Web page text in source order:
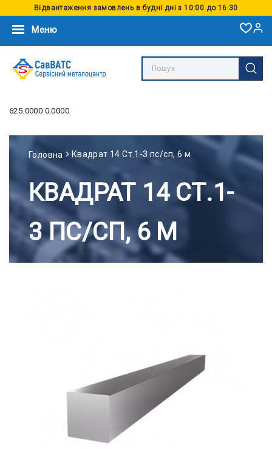
Відвантаження замовлень в будні дні з 10:00 до 16:30
Меню
625.0000 0.0000
Головна Квадрат 14 Ст.1-3 пс/сп, 6 м
КВАДРАТ 14 СТ.1-
3 ПС/СП, 6 М